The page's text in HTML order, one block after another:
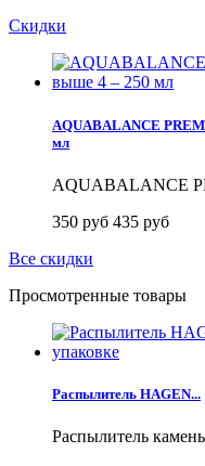
Скидки
AQUABALANCE
мл
AQUABALANCE
350 руб 435 руб
Все скидки
Просмотренные товары
Распылитель HAGEN...
Распылитель